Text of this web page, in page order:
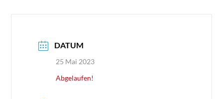
DATUM
25 Mai 2023
Abgelaufen!